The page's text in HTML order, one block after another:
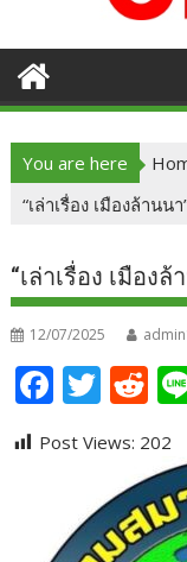
You are here
“เล่าเรื่อง เมืองล้าน
“เล่าเรื่อง เมือง
12/07/2025
F
e
o
T
itt
er
R
d
di
t
Post Views: 202